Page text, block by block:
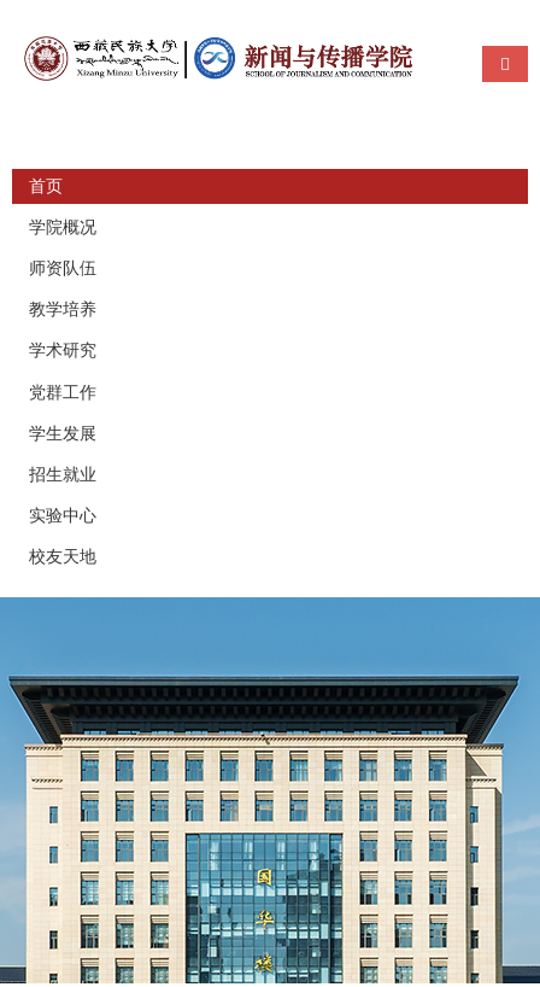
导航
首页
学院概况
师资队伍
教学培养
学术研究
党群工作
学生发展
招生就业
实验中心
校友天地